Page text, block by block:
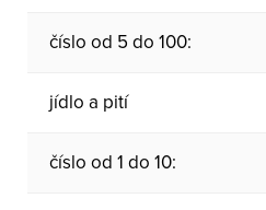
číslo od 5 do 100:
jídlo a pití
číslo od 1 do 10: